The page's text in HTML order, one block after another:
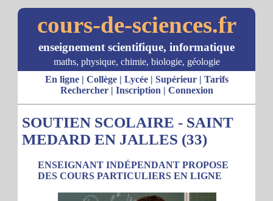
cours-de-sciences.fr
enseignement scientifique, informatique
maths, physique, chimie, biologie, géologie
En ligne| Collège| Lycée| Supérieur| Tarifs
Rechercher| Inscription | Connexion
SOUTIEN SCOLAIRE - SAINT
MEDARD EN JALLES (33)
ENSEIGNANT INDÉPENDANT PROPOSE
DES COURS PARTICULIERS EN LIGNE